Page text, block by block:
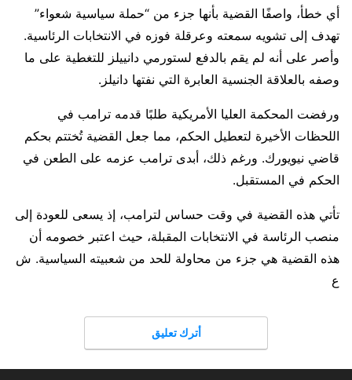
أي خطأ، واصفًا القضية بأنها جزء من “حملة سياسية شعواء”
تهدف إلى تشويه سمعته وعرقلة فوزه في الانتخابات الرئاسية.
وأصر على أنه لم يقم بالدفع لستورمي دانييلز للتغطية على ما
وصفه بالعلاقة الجنسية العابرة التي نفتها دانيلز.
ورفضت المحكمة العليا الأمريكية طلبًا قدمه ترامب في
اللحظات الأخيرة لتعطيل الحكم، مما جعل القضية تُختتم بحكم
قاضي نيويورك. ورغم ذلك، أبدى ترامب عزمه على الطعن في
الحكم في المستقبل.
تأتي هذه القضية في وقت حساس لترامب، إذ يسعى للعودة إلى
منصب الرئاسة في الانتخابات المقبلة، حيث اعتبر خصومه أن
هذه القضية هي جزء من محاولة للحد من شعبيته السياسية. ش
ع
أترك تعليق